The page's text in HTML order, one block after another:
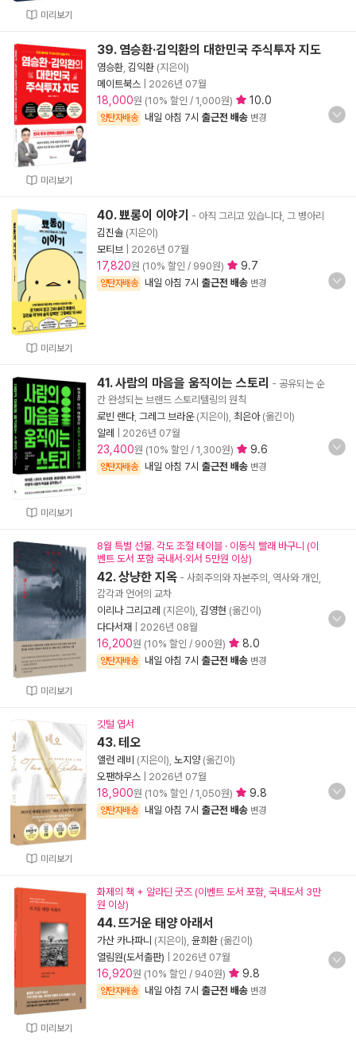
미리보기
미리보기
39. 염승환·김익환의 대한민국 주식투자 지도
염승환 김익환 (지은이)
메이트북스
2026년 07월
18,000원 (10% 할인 / 1,000원) 10.0
양탄자배송 내일 아침 7시 출근전 배송 변경
미리보기
40. 뾰롱이 이야기
- 아직 그리고 있습니다, 그 병아리
김진솔 (지은이)
모티브
2026년 07월
17,820원 (10% 할인 / 990원) 9.7
양탄자배송 내일 아침 7시 출근전 배송 변경
미리보기
41. 사람의 마음을 움직이는 스토리 - 공유되는 순
간 완성되는 브랜드 스토리텔링의 원칙
로빈 랜다, 그레그 브라운(지은이), 최은아(옮긴이)
알레
2026년 07월
23,400원 (10% 할인 / 1,300원) 9.6
양탄자배송 내일 아침 7시 출근전 배송 변경
미리보기
8월 특별 선물. 각도 조절 테이블 · 이동식 빨래 바구니 (이
벤트 도서 포함 국내서·외서 5만원 이상)
42. 상냥한 지옥 - 사회주의와 자본주의, 역사와 개인,
감각과 언어의 교차
이리나 그리고레 (지은이), 김영현 (옮긴이)
다다서재
2026년 08월
16,200원 (10% 할인 / 900원) 8.0
양탄자배송 내일 아침 7시 출근전 배송 변경
미리보기
깃털 엽서
43. 테오
앨런 레비 (지은이), 노지양(옮긴이)
오팬하우스
2026년 07월
18,900원 (10% 할인 / 1,050원) 9.8
양탄자배송 내일 아침 7시 출근전 배송 변경
미리보기
화제의 책 + 알라딘 굿즈 (이벤트 도서 포함, 국내도서 3만
원 이상)
44. 뜨거운 태양 아래서
가산 카나파니 (지은이), 윤희환 (옮긴이)
열림원(도서출판)
2026년 07월
16,920원 (10% 할인 / 940원) 9.8
양탄자배송 내일 아침 7시 출근전 배송 변경